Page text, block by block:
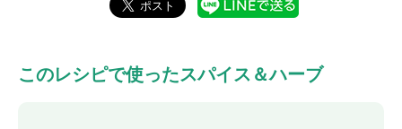
このレシピで使ったスパイス＆ハーブ